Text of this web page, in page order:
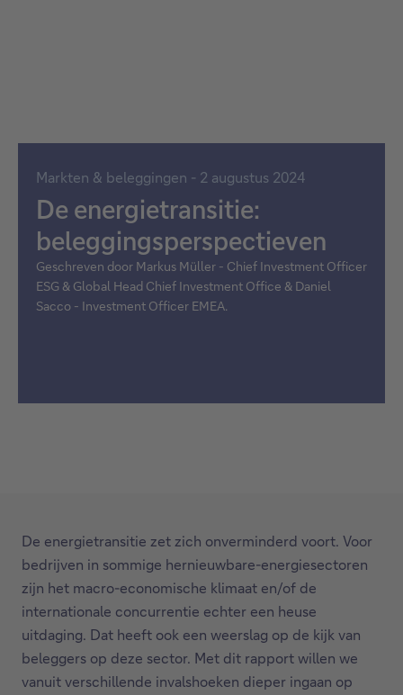
Markten & beleggingen - 2 augustus 2024
De energietransitie:
beleggingsperspectieven
Geschreven door Markus Müller - Chief Investment Officer
ESG & Global Head Chief Investment Office & Daniel
Sacco - Investment Officer EMEA.
De energietransitie zet zich onverminderd voort. Voor
bedrijven in sommige hernieuwbare-energiesectoren
zijn het macro-economische klimaat en/of de
internationale concurrentie echter een heuse
uitdaging. Dat heeft ook een weerslag op de kijk van
beleggers op deze sector. Met dit rapport willen we
vanuit verschillende invalshoeken dieper ingaan op